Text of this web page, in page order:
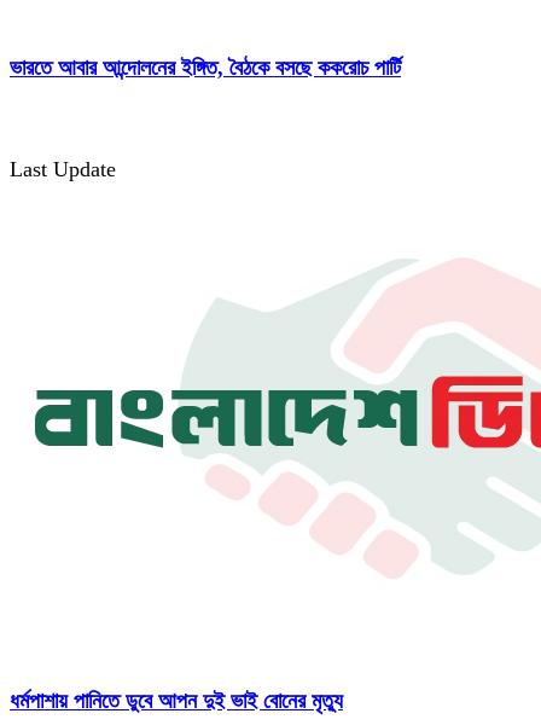
ভারতে আবার আন্দোলনের ইঙ্গিত, বৈঠকে বসছে ককরোচ পার্টি
Last Update
ধর্মপাশায় পানিতে ডুবে আপন দুই ভাই বোনের মৃত্যু